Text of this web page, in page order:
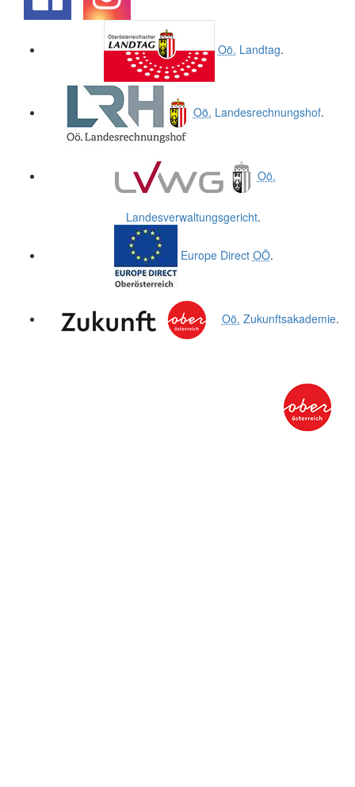
Oö. Landtag.
Oö. Landesrechnungshof.
Oö.
Landesverwaltungsgericht.
Europe Direct OÖ.
Oö. Zukunftsakademie.